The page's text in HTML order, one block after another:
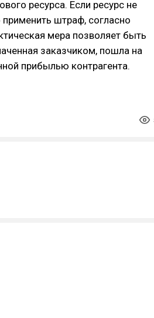
ресурса. Если ресурс не
штраф, согласно
мера позволяет быть
заказчиком, пошла на
прибылью контрагента.